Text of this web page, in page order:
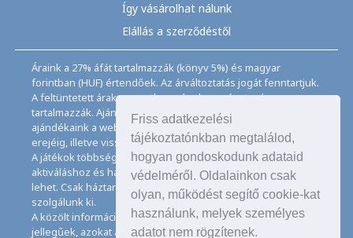
Friss adatkezelési
tájékoztatónkban megtalálod,
hogyan gondoskodunk adataid
védelméről. Oldalainkon csak
olyan, működést segítő cookie-kat
használunk, melyek személyes
adatot nem rögzítenek.
Így vásárolhat nálunk
Elállás a szerződéstől
Áraink a 27% áfát tartalmazzák (könyv 5%) és magyar
forintban (HUF) értendőek. Az árváltoztatás jogát fenntartjuk.
A feltüntetett árak az esetleges kedvezményt már
tartalmazzák. Ajánlatunk, akcióink, kedvezményeink,
ajándékaink a webáruházban feltüntetett ideig, a készletek
erejéig, illetve visszavonásig érvényesek.
A játékok többségéhez angol nyelvismeret illetve az
aktiváláshoz és használathoz internet kapcsolat szükséges
lehet. Csak háztartásban használatos mennyiségeket
szolgálunk ki.
A közölt információk, adatok, besorolások tájékoztató
jellegűek, azokat a legnagyobb gondossággal kezeljük, de